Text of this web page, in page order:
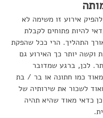
אירוע זו משימה לא
להיות פתוחים לקבלת
התהליך. הרי ככל שהפקת
וקשה יותר כך האירוע גם
לכן, ברגע שמדובר
כמו חתונה או בר / בת
לשכור את שירותיה של
כדאי מאוד שהיא תהיה